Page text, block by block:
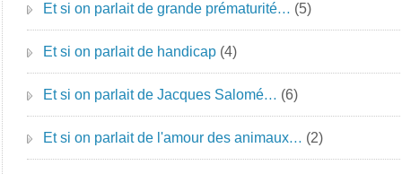
Et si on parlait de grande prématurité… (5)
Et si on parlait de handicap (4)
Et si on parlait de Jacques Salomé… (6)
Et si on parlait de l'amour des animaux… (2)